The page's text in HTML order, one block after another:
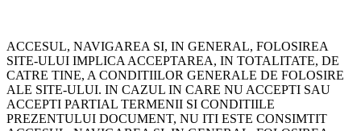
ACCESUL, NAVIGAREA SI, IN GENERAL, FOLOSIREA
SITE-ULUI IMPLICA ACCEPTAREA, IN TOTALITATE, DE
CATRE TINE, A CONDITIILOR GENERALE DE FOLOSIRE
ALE SITE-ULUI. IN CAZUL IN CARE NU ACCEPTI SAU
ACCEPTI PARTIAL TERMENII SI CONDITIILE
PREZENTULUI DOCUMENT, NU ITI ESTE CONSIMTIT